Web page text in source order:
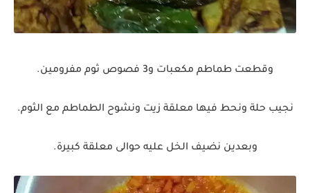
وقطعت طماطم مكعبات و3 فصوص ثوم مفرومين.
نجيب حلة ونحط فيها معلقة زيت ونشوح الطماطم مع الثوم.
وبعدين نضيف الخل عليه حوالى معلقة كبيرة.